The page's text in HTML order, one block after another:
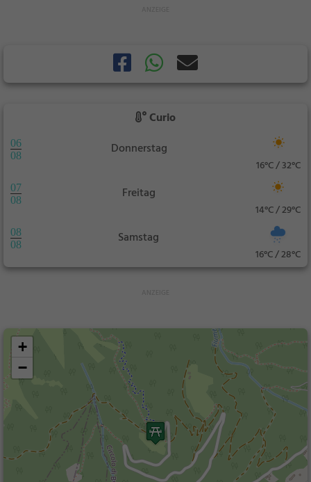
Curio
06
08
Donnerstag
16°C / 32°C
07
08
Freitag
14°C / 29°C
08
08
Samstag
16°C / 28°C
+
−